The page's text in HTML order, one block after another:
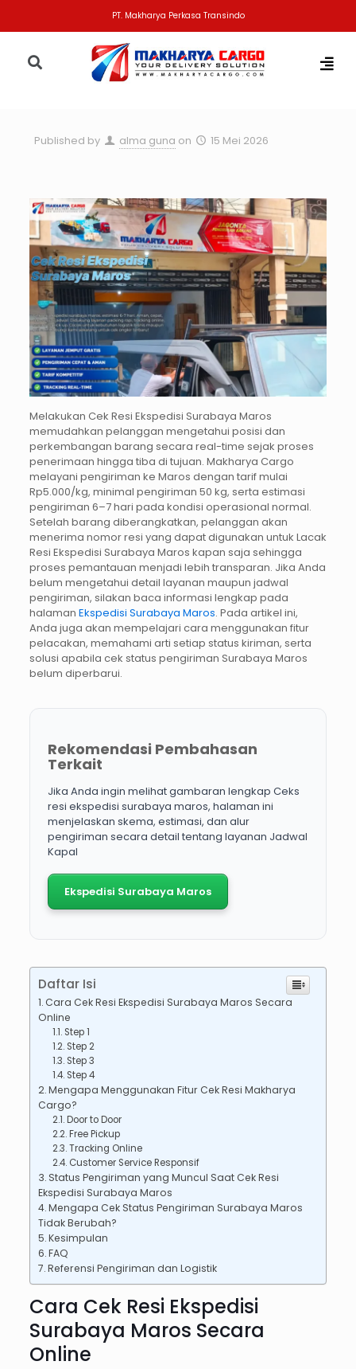
PT. Makharya Perkasa Transindo
Published by alma guna on 15 Mei 2026
Melakukan Cek Resi Ekspedisi Surabaya Maros
memudahkan pelanggan mengetahui posisi dan
perkembangan barang secara real-time sejak proses
penerimaan hingga tiba di tujuan. Makharya Cargo
melayani pengiriman ke Maros dengan tarif mulai
Rp5.000/kg, minimal pengiriman 50 kg, serta estimasi
pengiriman 6–7 hari pada kondisi operasional normal.
Setelah barang diberangkatkan, pelanggan akan
menerima nomor resi yang dapat digunakan untuk Lacak
Resi Ekspedisi Surabaya Maros kapan saja sehingga
proses pemantauan menjadi lebih transparan. Jika Anda
belum mengetahui detail layanan maupun jadwal
pengiriman, silakan baca informasi lengkap pada
halaman Ekspedisi Surabaya Maros. Pada artikel ini,
Anda juga akan mempelajari cara menggunakan fitur
pelacakan, memahami arti setiap status kiriman, serta
solusi apabila cek status pengiriman Surabaya Maros
belum diperbarui.
Rekomendasi Pembahasan
Terkait
Jika Anda ingin melihat gambaran lengkap Ceks
resi ekspedisi surabaya maros, halaman ini
menjelaskan skema, estimasi, dan alur
pengiriman secara detail tentang layanan Jadwal
Kapal
Ekspedisi Surabaya Maros
Daftar Isi
Cara Cek Resi Ekspedisi Surabaya Maros Secara
Online
Step 1
Step 2
Step 3
Step 4
Mengapa Menggunakan Fitur Cek Resi Makharya
Cargo?
Door to Door
Free Pickup
Tracking Online
Customer Service Responsif
Status Pengiriman yang Muncul Saat Cek Resi
Ekspedisi Surabaya Maros
Mengapa Cek Status Pengiriman Surabaya Maros
Tidak Berubah?
Kesimpulan
FAQ
Referensi Pengiriman dan Logistik
Cara Cek Resi Ekspedisi
Surabaya Maros Secara
Online